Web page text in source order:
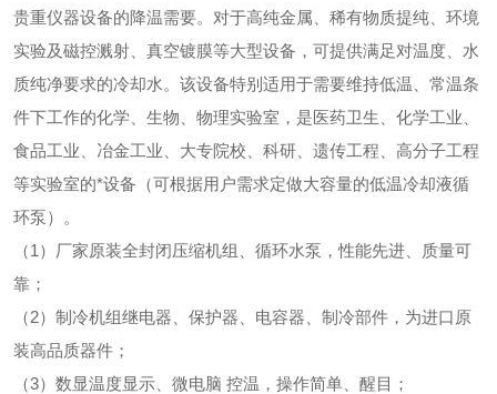
贵重仪器设备的降温需要。对于高纯金属、稀有物质提纯、环境
实验及磁控溅射、真空镀膜等大型设备，可提供满足对温度、水
质纯净要求的冷却水。该设备特别适用于需要维持低温、常温条
件下工作的化学、生物、物理实验室，是医药卫生、化学工业、
食品工业、冶金工业、大专院校、科研、遗传工程、高分子工程
等实验室的*设备（可根据用户需求定做大容量的低温冷却液循
环泵）。
（1）厂家原装全封闭压缩机组、循环水泵，性能先进、质量可
靠；
（2）制冷机组继电器、保护器、电容器、制冷部件，为进口原
装高品质器件；
（3）数显温度显示、微电脑 控温，操作简单、醒目；